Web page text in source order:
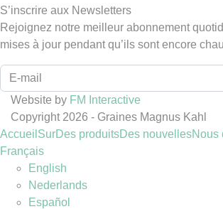
S’inscrire aux Newsletters
Rejoignez notre meilleur abonnement
mises à jour pendant qu’ils sont encore
Website by FM Interactive
Copyright 2026 - Graines Magnus Kahl
Accueil SurDes produitsDes nouvellesNous
Français
English
Nederlands
Español